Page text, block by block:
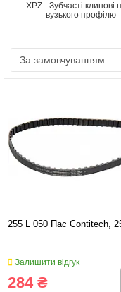
XPZ - Зубчасті клинові
вузького профілю
255 L 050 Пас Contitech,
Залишити відгук
284 ₴